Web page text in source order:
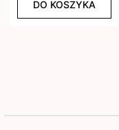
DO KOSZYKA